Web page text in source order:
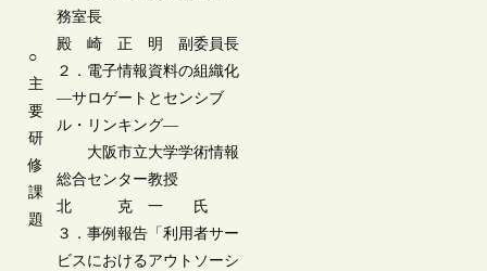
○
主
要
研
修
課
題
務室長
殿 崎 正 明 副委員長
２．電子情報資料の組織化
―サロゲートとセンシブ
ル・リンキング―
大阪市立大学学術情報
総合センター教授
北 克 一 氏
３．事例報告「利用者サー
ビスにおけるアウトソーシ